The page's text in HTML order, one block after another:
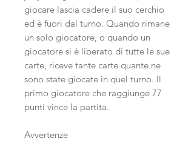
giocare lascia cadere il suo cerchio
ed è fuori dal turno. Quando rimane
un solo giocatore, o quando un
giocatore si è liberato di tutte le sue
carte, riceve tante carte quante ne
sono state giocate in quel turno. Il
primo giocatore che raggiunge 77
punti vince la partita.
Avvertenze